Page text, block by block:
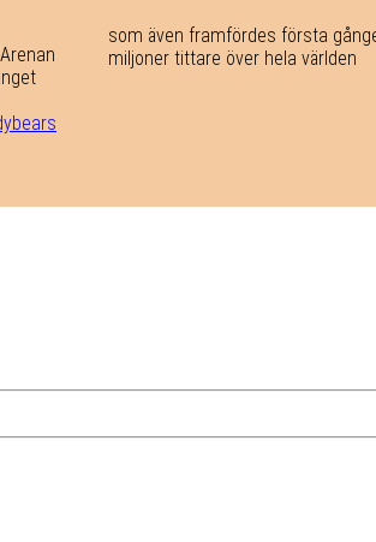
som även framfördes första
miljoner tittare över hela världen